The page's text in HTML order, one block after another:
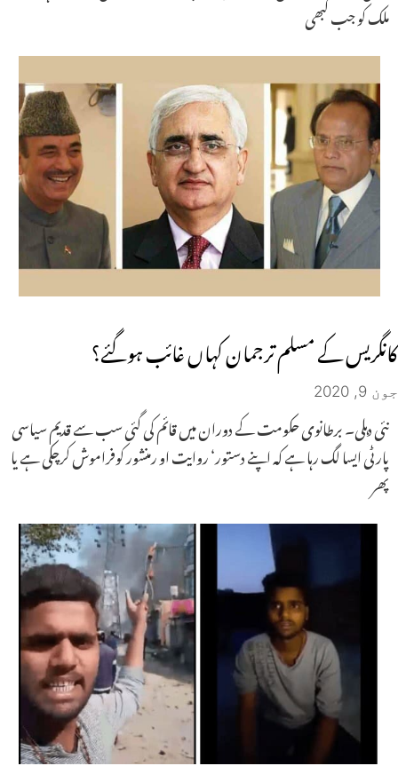
ملک کو جب کبھی
کانگریس کے مسلم ترجمان کہاں غائب ہوگئے؟
جون 9, 2020
نئی دہلی۔ برطانوی حکومت کے دوران میں قائم کی گئی سب سے قدیم سیاسی
پارٹی ایسا لگ رہا ہے کہ اپنے دستور‘ روایت او رمنشور کوفراموش کرچکی ہے یا
پھر